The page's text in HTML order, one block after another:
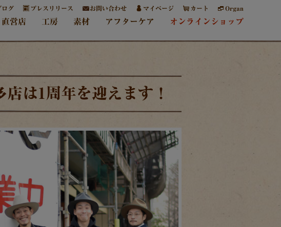
ログ プレスリリース お問い合わせ マイページ カート Organ
直営店 工房 素材 アフターケア オンラインショップ
は1周年を迎えます！